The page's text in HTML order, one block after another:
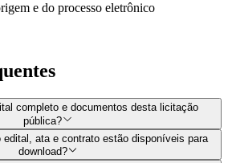
e do processo eletrônico
completo e documentos desta licitação
pública?
edital, ata e contrato estão disponíveis para
download?